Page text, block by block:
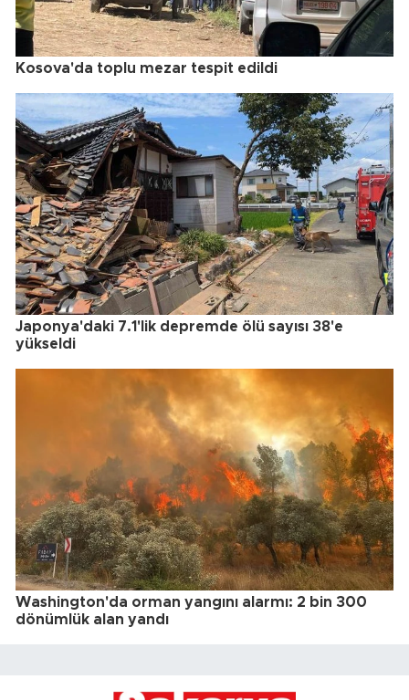
Kosova'da toplu mezar tespit edildi
Japonya'daki 7.1'lik depremde ölü sayısı 38'e
yükseldi
Washington'da orman yangını alarmı: 2 bin 300
dönümlük alan yandı